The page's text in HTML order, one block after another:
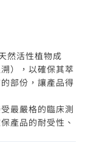
然活性植物成
），以確保其萃
部份，讓產品得
最嚴格的臨床測
產品的耐受性、